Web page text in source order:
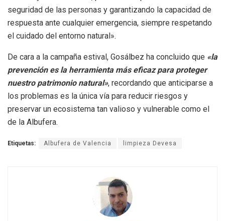
seguridad de las personas y garantizando la capacidad de
respuesta ante cualquier emergencia, siempre respetando
el cuidado del entorno natural».
De cara a la campaña estival, Gosálbez ha concluido que «la
prevención es la herramienta más eficaz para proteger
nuestro patrimonio natural», recordando que anticiparse a
los problemas es la única vía para reducir riesgos y
preservar un ecosistema tan valioso y vulnerable como el
de la Albufera.
Etiquetas: Albufera de Valencia limpieza Devesa